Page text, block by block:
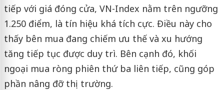
tiếp với giá đóng cửa, VN-Index nằm trên ngưỡng
1.250 điểm, là tín hiệu khá tích cực. Điều này cho
thấy bên mua đang chiếm ưu thế và xu hướng
tăng tiếp tục được duy trì. Bên cạnh đó, khối
ngoại mua ròng phiên thứ ba liên tiếp, cũng góp
phần nâng đỡ thị trường.